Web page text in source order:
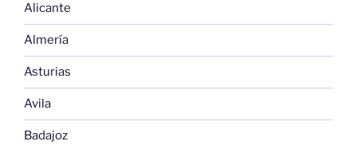
Alicante
Almería
Asturias
Avila
Badajoz